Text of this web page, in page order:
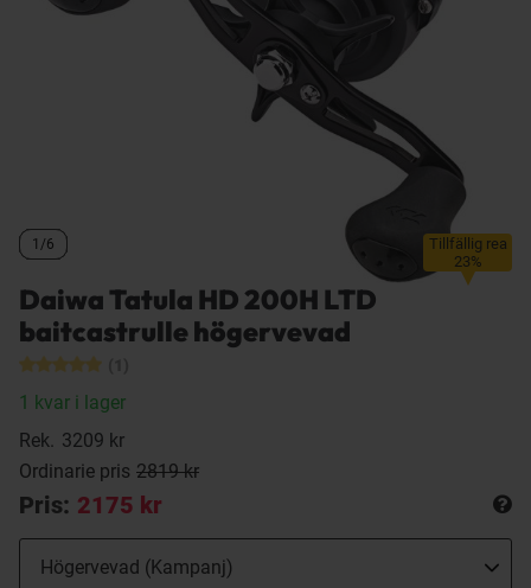
Tillfällig rea
23%
1/6
1/6
1/6
1/6
Daiwa Tatula HD 200H LTD
baitcastrulle högervevad
1 kvar i lager
Rek. 3209 kr
Ordinarie pris 2819 kr
Pris: 2175 kr